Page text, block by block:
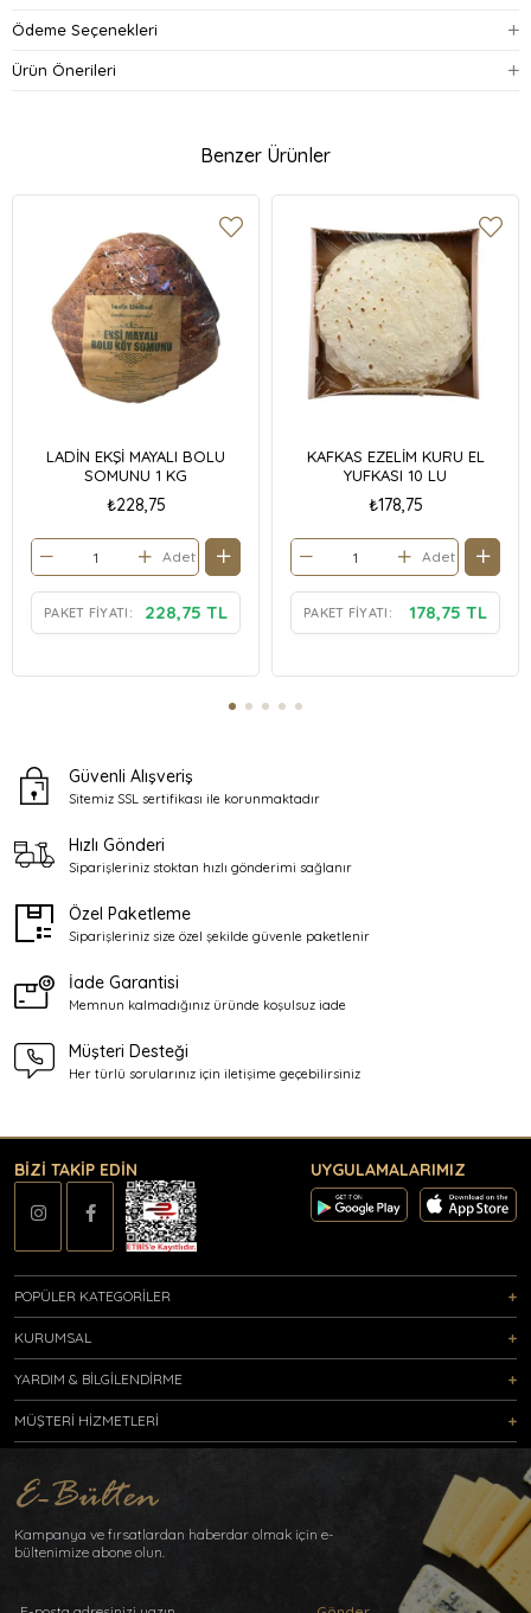
Ödeme Seçenekleri
Ürün Önerileri
Benzer Ürünler
LADİN EKŞİ MAYALI BOLU
SOMUNU 1 KG
₺228,75
Adet
PAKET FIYATI: 228,75 TL
KAFKAS EZELİM KURU EL
YUFKASI 10 LU
₺178,75
Adet
PAKET FIYATI: 178,75 TL
Güvenli Alışveriş
Sitemiz SSL sertifikası ile korunmaktadır
Hızlı Gönderi
Siparişleriniz stoktan hızlı gönderimi sağlanır
Özel Paketleme
Siparişleriniz size özel şekilde güvenle paketlenir
İade Garantisi
Memnun kalmadığınız üründe koşulsuz iade
Müşteri Desteği
Her türlü sorularınız için iletişime geçebilirsiniz
BİZİ TAKİP EDİN UYGULAMALARIMIZ
POPÜLER KATEGORİLER
KURUMSAL
YARDIM & BİLGİLENDİRME
MÜŞTERİ HİZMETLERİ
Kampanya ve fırsatlardan haberdar olmak için e-
bültenimize abone olun.